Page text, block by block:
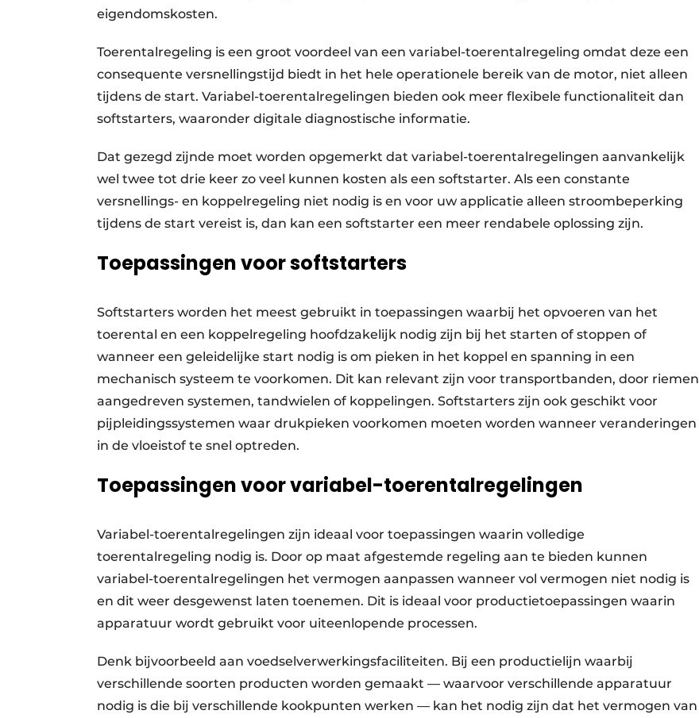
eigendomskosten.
Toerentalregeling is een groot voordeel van een variabel-toerentalregeling omdat deze een
consequente versnellingstijd biedt in het hele operationele bereik van de motor, niet alleen
tijdens de start. Variabel-toerentalregelingen bieden ook meer flexibele functionaliteit dan
softstarters, waaronder digitale diagnostische informatie.
Dat gezegd zijnde moet worden opgemerkt dat variabel-toerentalregelingen aanvankelijk
wel twee tot drie keer zo veel kunnen kosten als een softstarter. Als een constante
versnellings- en koppelregeling niet nodig is en voor uw applicatie alleen stroombeperking
tijdens de start vereist is, dan kan een softstarter een meer rendabele oplossing zijn.
Toepassingen voor softstarters
Softstarters worden het meest gebruikt in toepassingen waarbij het opvoeren van het
toerental en een koppelregeling hoofdzakelijk nodig zijn bij het starten of stoppen of
wanneer een geleidelijke start nodig is om pieken in het koppel en spanning in een
mechanisch systeem te voorkomen. Dit kan relevant zijn voor transportbanden, door riemen
aangedreven systemen, tandwielen of koppelingen. Softstarters zijn ook geschikt voor
pijpleidingssystemen waar drukpieken voorkomen moeten worden wanneer veranderingen
in de vloeistof te snel optreden.
Toepassingen voor variabel-toerentalregelingen
Variabel-toerentalregelingen zijn ideaal voor toepassingen waarin volledige
toerentalregeling nodig is. Door op maat afgestemde regeling aan te bieden kunnen
variabel-toerentalregelingen het vermogen aanpassen wanneer vol vermogen niet nodig is
en dit weer desgewenst laten toenemen. Dit is ideaal voor productietoepassingen waarin
apparatuur wordt gebruikt voor uiteenlopende processen.
Denk bijvoorbeeld aan voedselverwerkingsfaciliteiten. Bij een productielijn waarbij
verschillende soorten producten worden gemaakt — waarvoor verschillende apparatuur
nodig is die bij verschillende kookpunten werken — kan het nodig zijn dat het vermogen van